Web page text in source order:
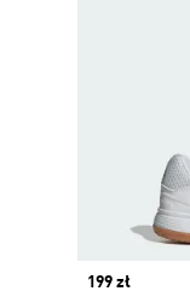
Price
199 zł